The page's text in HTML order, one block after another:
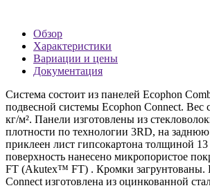
Обзор
Характеристики
Вариации и цены
Документация
Система состоит из панелей Ecophon
подвесной системы Ecophon Connect. Вес
кг/м². Панели изготовлены из
плотности по технологии 3RD, на
приклеен лист гипсокартона толщиной
поверхность нанесено микропористое
FT (Akutex™ FT) . Кромки загрунтованы.
Connect изготовлена из оцинкованной